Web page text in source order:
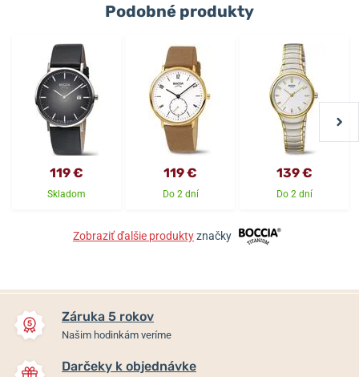
Podobné produkty
119 €
Skladom
119 €
Do 2 dní
139 €
Do 2 dní
Zobraziť ďalšie produktyznačky
Záruka 5 rokov
Našim hodinkám veríme
Darčeky k objednávke